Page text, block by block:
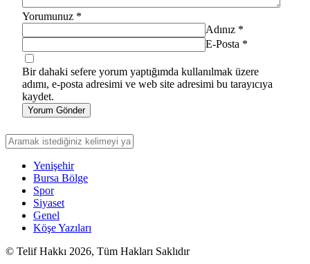
Yorumunuz *
Adınız *
E-Posta *
Bir dahaki sefere yorum yaptığımda kullanılmak üzere
adımı, e-posta adresimi ve web site adresimi bu tarayıcıya
kaydet.
Yorum Gönder
Yenişehir
Bursa Bölge
Spor
Siyaset
Genel
Köşe Yazıları
© Telif Hakkı 2026, Tüm Hakları Saklıdır